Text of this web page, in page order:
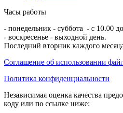
Часы работы
- понедельник - суббота - с 10.00
- воскресенье - выходной день.
Последний вторник каждого
Соглашение об использовании
Политика конфиденциальности
Независимая оценка качества
коду или по ссылке ниже: